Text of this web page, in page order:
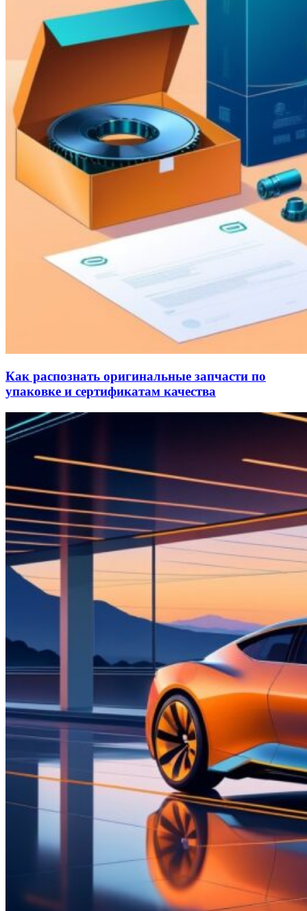
Как распознать оригинальные запчасти по
упаковке и сертификатам качества